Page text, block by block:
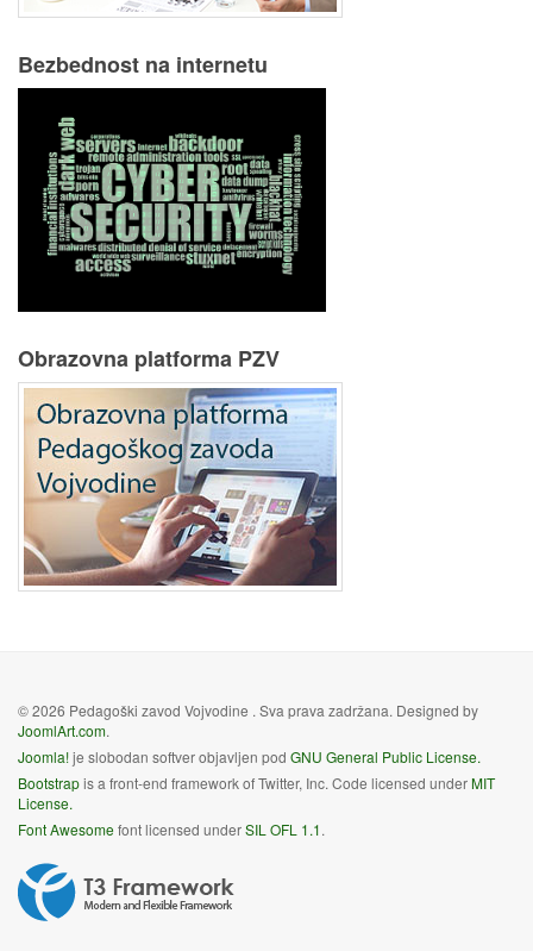
Bezbednost na internetu
Obrazovna platforma PZV
© 2026 Pedagoški zavod Vojvodine . Sva prava zadržana. Designed by
JoomlArt.com.
Joomla!je slobodan softver objavljen pod GNU General Public License.
Bootstrapis a front-end framework of Twitter, Inc. Code licensed underMIT
License.
Font Awesomefont licensed underSIL OFL 1.1.